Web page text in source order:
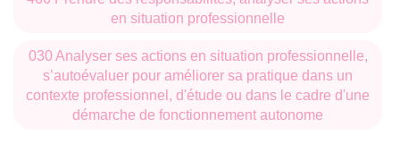
en situation professionnelle
030 Analyser ses actions en situation professionnelle,
s’autoévaluer pour améliorer sa pratique dans un
contexte professionnel, d'étude ou dans le cadre d'une
démarche de fonctionnement autonome